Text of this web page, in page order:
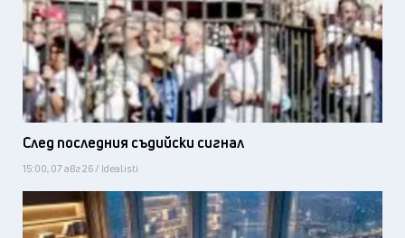
След последния съдийски сигнал
15:00, 07 авг 26 / Idealisti